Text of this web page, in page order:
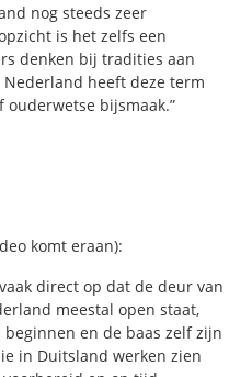
nog steeds zeer
is het zelfs een
denken bij tradities aan
heeft deze term
bijsmaak.”
komt eraan):
direct op dat de deur van
meestal open staat,
en de baas zelf zijn
in Duitsland werken zien